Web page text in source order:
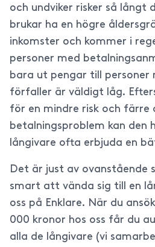
och undviker risker så långt
brukar ha en högre
inkomster och kommer i
personer med
bara ut pengar till personer
förfaller är väldigt låg.
för en mindre risk och färre
betalningsproblem kan den
långivare ofta erbjuda en
Det är just av ovanstående
smart att vända sig till en
oss på Enklare. När du
000 kronor hos oss får du
alla de långivare (vi